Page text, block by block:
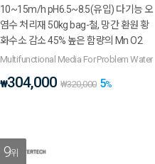
10~15m/h pH6.5~8.5(유입) 다기능 오
염수 처리재 50kg bag-철, 망간 환원 황
화수소 감소 45% 높은 함량의 Mn O2
Multifunctional Media For Problem Water
₩304,000 ₩320,000 5%
9위